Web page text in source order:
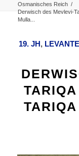
Osmanisches Reich /
Derwisch des Mevlevi-
Mulla...
19. JH, LEVANTE